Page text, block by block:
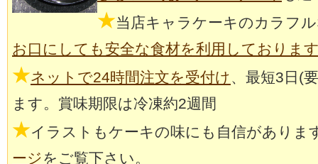
★当店キャラケーキのカラフ
お口にしても安全な食材を利用しておりま
★ネットで24時間注文を受付け、最短3日(
ます。賞味期限は冷凍約2週間
★イラストもケーキの味にも自信がありま
ージをご覧下さい。